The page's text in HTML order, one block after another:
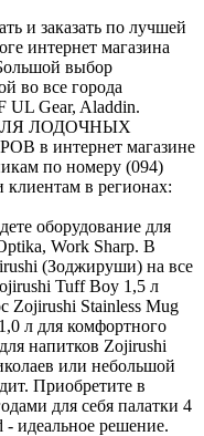
и заказать по лучшей
интернет магазина
выбор
во все города
UL Gear, Aladdin.
ДЛЯ ЛОДОЧНЫХ
интернет магазине
по номеру (094)
в регионах:
оборудование для
Work Sharp. В
(Зоджируши) на все
Tuff Boy 1,5 л
Zojirushi Stainless Mug
л для комфортного
напитков Zojirushi
или небольшой
Приобретите в
для себя палатки 4
идеальное решение.